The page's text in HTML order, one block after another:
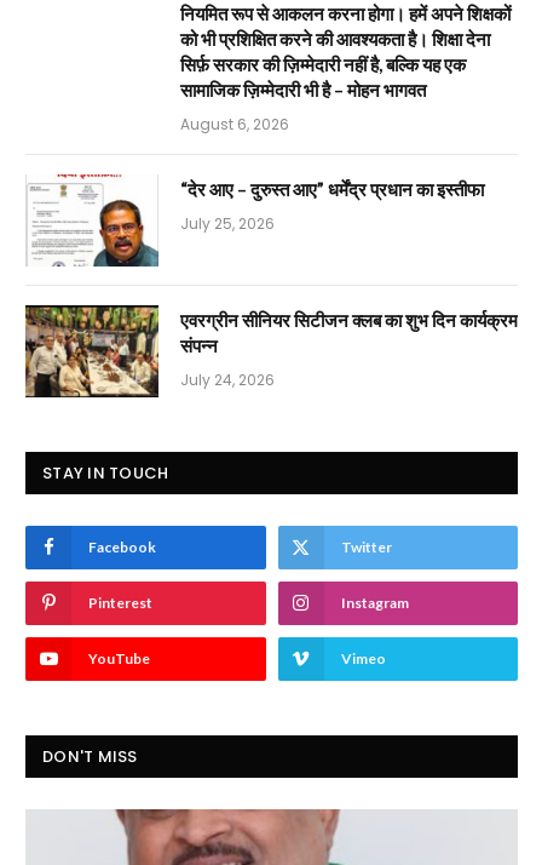
नियमित रूप से आकलन करना होगा। हमें अपने शिक्षकों
को भी प्रशिक्षित करने की आवश्यकता है। शिक्षा देना
सिर्फ़ सरकार की ज़िम्मेदारी नहीं है, बल्कि यह एक
सामाजिक ज़िम्मेदारी भी है – मोहन भागवत
August 6, 2026
“देर आए – दुरुस्त आए” धर्मेंद्र प्रधान का इस्तीफा
July 25, 2026
एवरग्रीन सीनियर सिटीजन क्लब का शुभ दिन कार्यक्रम
संपन्न
July 24, 2026
STAY IN TOUCH
Facebook Twitter
Pinterest Instagram
YouTube Vimeo
DON'T MISS